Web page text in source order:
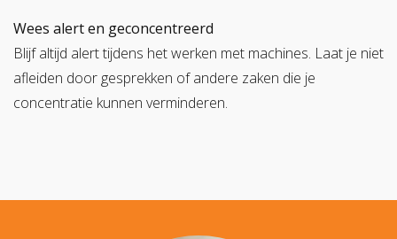
Wees alert en geconcentreerd
Blijf altijd alert tijdens het werken met machines. Laat je niet
afleiden door gesprekken of andere zaken die je
concentratie kunnen verminderen.